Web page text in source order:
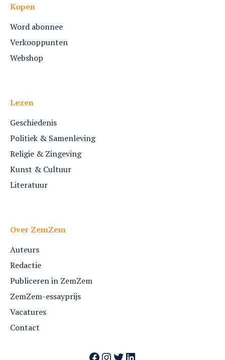
Kopen
Word abonnee
Verkooppunten
Webshop
Lezen
Geschiedenis
Politiek & Samenleving
Religie & Zingeving
Kunst & Cultuur
Literatuur
Over ZemZem
Auteurs
Redactie
Publiceren in ZemZem
ZemZem-essayprijs
Vacatures
Contact
Facebook
Instagram
Twitter
LinkedIn